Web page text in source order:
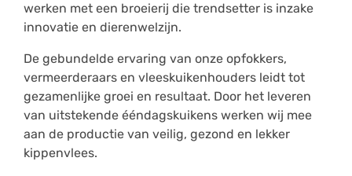
werken met een broeierij die trendsetter is inzake
innovatie en dierenwelzijn.
De gebundelde ervaring van onze opfokkers,
vermeerderaars en vleeskuikenhouders leidt tot
gezamenlijke groei en resultaat. Door het leveren
van uitstekende ééndagskuikens werken wij mee
aan de productie van veilig, gezond en lekker
kippenvlees.